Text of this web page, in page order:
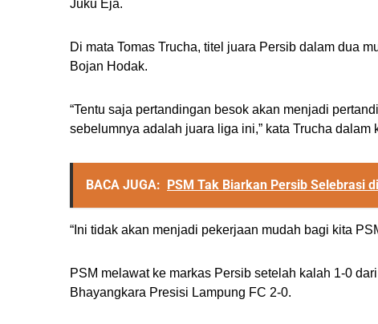
Juku Eja.
Di mata Tomas Trucha, titel juara Persib dalam dua
Bojan Hodak.
“Tentu saja pertandingan besok akan menjadi
sebelumnya adalah juara liga ini,” kata Trucha
BACA JUGA: PSM Tak Biarkan Persib Selebrasi
“Ini tidak akan menjadi pekerjaan mudah bagi kita
PSM melawat ke markas Persib setelah kalah 1-0
Bhayangkara Presisi Lampung FC 2-0.